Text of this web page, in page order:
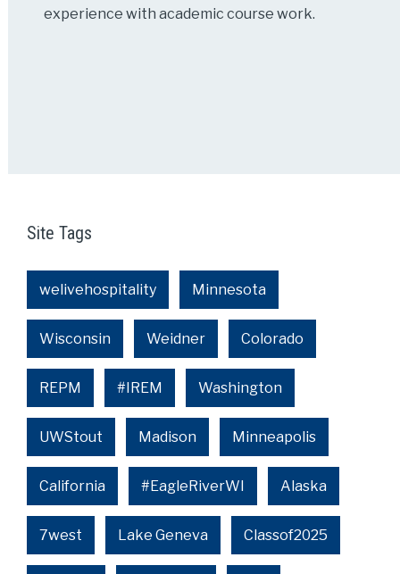
experience with academic course work.
Site Tags
welivehospitality Minnesota
Wisconsin Weidner Colorado
REPM #IREM Washington
UWStout Madison Minneapolis
California #EagleRiverWI Alaska
7west Lake Geneva Classof2025